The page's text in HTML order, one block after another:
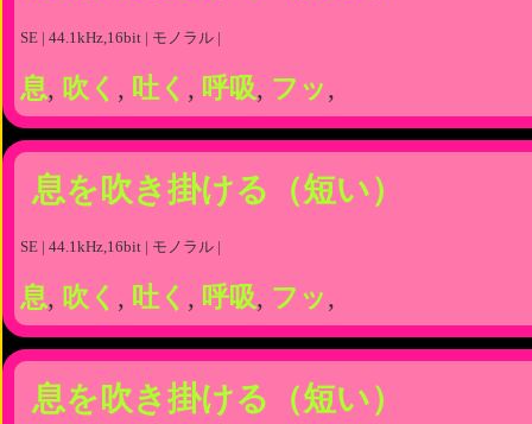
SE | 44.1kHz,16bit | モノラル |
息, 吹く , 吐く , 呼吸, フッ ,
息を吹き掛ける（短い）
SE | 44.1kHz,16bit | モノラル |
息, 吹く , 吐く , 呼吸, フッ ,
息を吹き掛ける（短い）